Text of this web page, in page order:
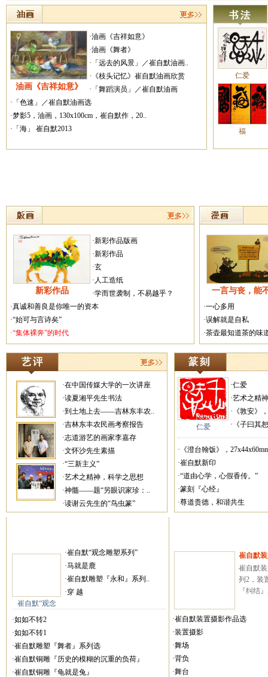
油画《吉祥如意》
·油画《吉祥如意》
·油画《舞者》
·「远去的风景」／崔自默油画..
·《枝头记忆》崔自默油画欣赏
·「舞蹈演员」／崔自默油画
·「色速」／崔自默油画选
·梦影5，油画，130x100cm，崔自默作，20..
·「海」 崔自默2013
仁爱
福
新彩作品
·新彩作品版画
·新彩作品
·玄
·人工造纸
·学而世袭制，不易越乎？
·真诚和善良是你唯一的资本
·“始可与言诗矣”
·“集体裸奔”的时代
一言与丧，能
·一心多用
·误解就是自私
·茶壶最知道茶的
·在中国传媒大学的一次讲座
·读夏湘平先生书法
·到土地上去——吉林东丰农..
·吉林东丰农民画考察报告
·志道游艺的画家李嘉存
·文怀沙先生素描
·“三新主义”
·艺术之精神，科学之思想
·神髓——题“另眼识家珍：..
·读谢云先生的“鸟虫篆”
仁爱
·仁爱
·艺术之精
·《敦安》
·《子曰其
·《澄台翰饭》，
·崔自默新印
·“道由心学，心假香传。”
·篆刻『心经』
·尊道贵德，和谐共生
崔自默“观念
·崔自默“观念雕塑系列”
·马就是鹿
·崔自默雕塑『永和』系列..
·穿 越
·如如不转2
·如如不转1
·崔自默雕塑『舞者』系列选
·崔自默铜雕『历史的模糊的沉重的负荷』
·崔自默铜雕『龟就是兔』
崔自默
崔自默
列2，装
『纠结
·崔自默装置摄影作品选
·装置摄影
·舞场
·背负
·舞台